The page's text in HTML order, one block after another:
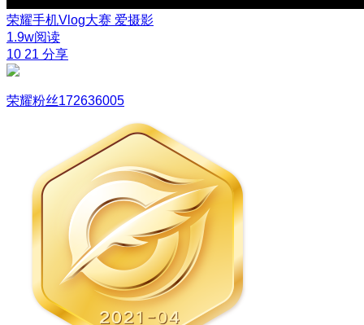
荣耀手机Vlog大赛 爱摄影
1.9w阅读
10 21 分享
荣耀粉丝172636005